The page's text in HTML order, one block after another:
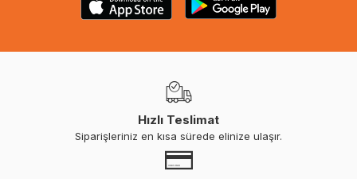
Hızlı Teslimat
Siparişleriniz en kısa sürede elinize ulaşır.